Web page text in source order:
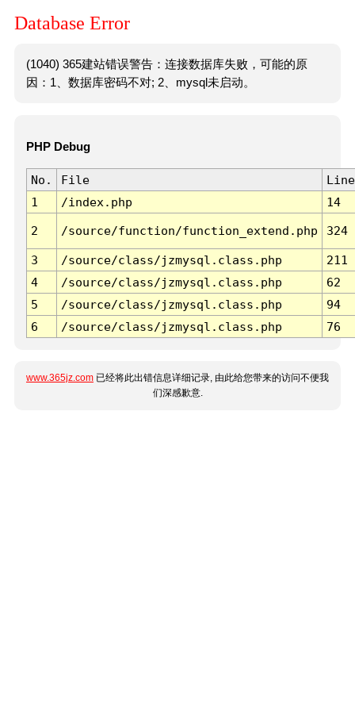
Database Error
(1040) 365建站错误警告：连接数据库失败，可能的原
因：1、数据库密码不对; 2、mysql未启动。
PHP Debug
No. File
Line
1
/index.php 14
2 /source/function/function_extend.php 324
3 /source/class/jzmysql.class.php
211
4
/source/class/jzmysql.class.php
62
5
/source/class/jzmysql.class.php
94
6
/source/class/jzmysql.class.php 76
www.365jz.com 已经将此出错信息详细记录, 由此给您带来的访问不便我
们深感歉意.